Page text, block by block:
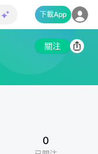
下載App
關注
0